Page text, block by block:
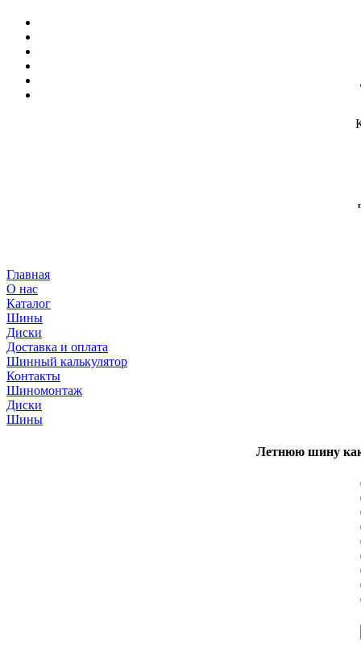
Главная
О нас
Каталог
Шины
Диски
Доставка и оплата
Шинный калькулятор
Контакты
Шиномонтаж
Диски
Шины
Летнюю шину